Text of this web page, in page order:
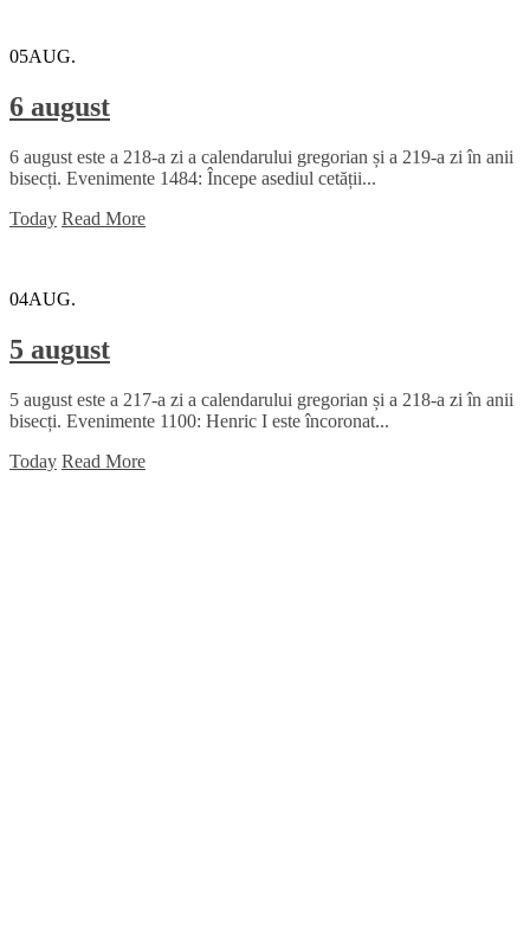
05AUG.
6 august
6 august este a 218-a zi a calendarului gregorian și a 219-a zi în anii
bisecți. Evenimente 1484: Începe asediul cetății...
Today Read More
04AUG.
5 august
5 august este a 217-a zi a calendarului gregorian și a 218-a zi în anii
bisecți. Evenimente 1100: Henric I este încoronat...
Today Read More